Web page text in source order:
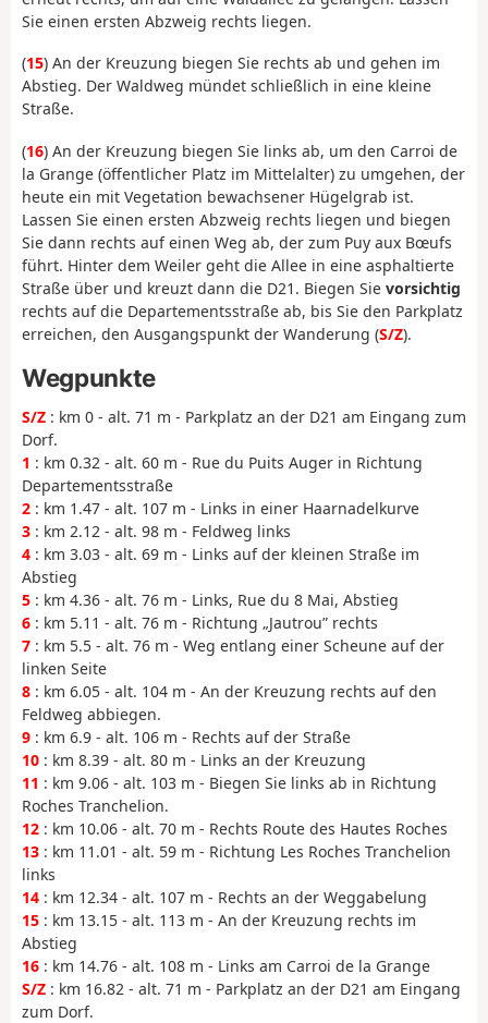
Sie einen ersten Abzweig rechts liegen.
(15) An der Kreuzung biegen Sie rechts ab und gehen im
Abstieg. Der Waldweg mündet schließlich in eine kleine
Straße.
(16) An der Kreuzung biegen Sie links ab, um den Carroi de
la Grange (öffentlicher Platz im Mittelalter) zu umgehen, der
heute ein mit Vegetation bewachsener Hügelgrab ist.
Lassen Sie einen ersten Abzweig rechts liegen und biegen
Sie dann rechts auf einen Weg ab, der zum Puy aux Bœufs
führt. Hinter dem Weiler geht die Allee in eine asphaltierte
Straße über und kreuzt dann die D21. Biegen Sie vorsichtig
rechts auf die Departementsstraße ab, bis Sie den Parkplatz
erreichen, den Ausgangspunkt der Wanderung (S/Z).
Wegpunkte
S/Z : km 0 - alt. 71 m - Parkplatz an der D21 am Eingang zum
Dorf.
1 : km 0.32 - alt. 60 m - Rue du Puits Auger in Richtung
Departementsstraße
2 : km 1.47 - alt. 107 m - Links in einer Haarnadelkurve
3 : km 2.12 - alt. 98 m - Feldweg links
4 : km 3.03 - alt. 69 m - Links auf der kleinen Straße im
Abstieg
5 : km 4.36 - alt. 76 m - Links, Rue du 8 Mai, Abstieg
6 : km 5.11 - alt. 76 m - Richtung „Jautrou” rechts
7 : km 5.5 - alt. 76 m - Weg entlang einer Scheune auf der
linken Seite
8 : km 6.05 - alt. 104 m - An der Kreuzung rechts auf den
Feldweg abbiegen.
9 : km 6.9 - alt. 106 m - Rechts auf der Straße
10 : km 8.39 - alt. 80 m - Links an der Kreuzung
11 : km 9.06 - alt. 103 m - Biegen Sie links ab in Richtung
Roches Tranchelion.
12 : km 10.06 - alt. 70 m - Rechts Route des Hautes Roches
13 : km 11.01 - alt. 59 m - Richtung Les Roches Tranchelion
links
14 : km 12.34 - alt. 107 m - Rechts an der Weggabelung
15 : km 13.15 - alt. 113 m - An der Kreuzung rechts im
Abstieg
16 : km 14.76 - alt. 108 m - Links am Carroi de la Grange
S/Z : km 16.82 - alt. 71 m - Parkplatz an der D21 am Eingang
zum Dorf.